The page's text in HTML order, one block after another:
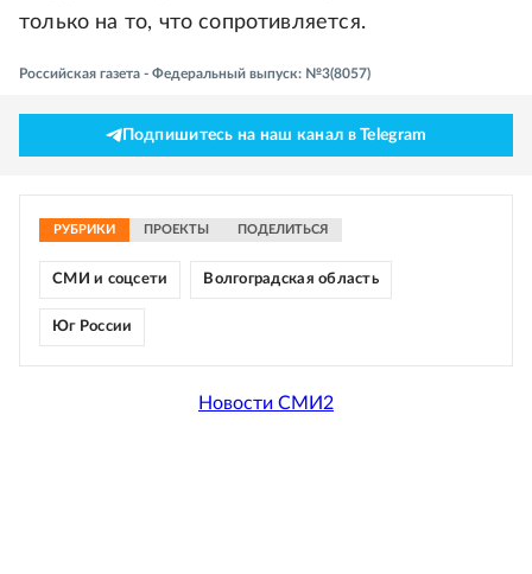
только на то, что сопротивляется.
Российская газета - Федеральный выпуск: №3(8057)
Подпишитесь на наш канал в Telegram
РУБРИКИ ПРОЕКТЫ ПОДЕЛИТЬСЯ
СМИ и соцсети Волгоградская область
Юг России
Новости СМИ2